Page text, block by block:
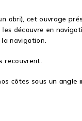
cet ouvrage
découvre en
navigation.
recouvrent.
côtes sous un